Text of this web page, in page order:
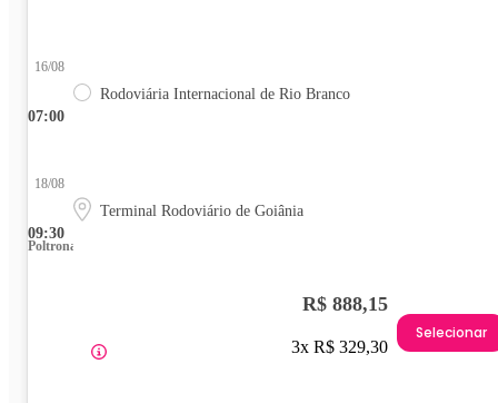
07:00
16/08
Rodoviária Internacional de Rio Branco
09:30
18/08
Terminal Rodoviário de Goiânia
Poltrona
R$ 888,15
3x R$ 329,30
Selecionar